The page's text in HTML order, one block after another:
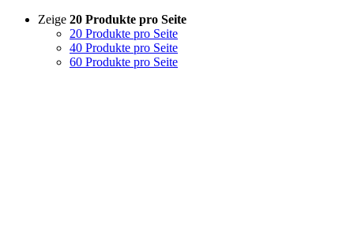
Zeige 20 Produkte pro Seite
20 Produkte pro Seite
40 Produkte pro Seite
60 Produkte pro Seite